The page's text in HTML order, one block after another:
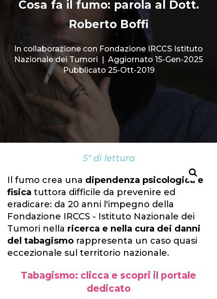
Cosa fa il fumo: parola al Dott.
Roberto Boffi
In collaborazione con Fondazione IRCCS Istituto
Nazionale dei Tumori | Aggiornato 15-Gen-2025
Pubblicato 25-Ott-2019
5" di lettura
Il fumo crea una dipendenza psicologica e
fisica tuttora difficile da prevenire ed
eradicare: da 20 anni l'impegno della
Fondazione IRCCS - Istituto Nazionale dei
Tumori nella ricerca e nella cura dei danni
del tabagismo rappresenta un caso quasi
eccezionale sul territorio nazionale.
Tabagismo: clicca e scopri il portale
dedicato